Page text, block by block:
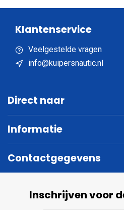
Klantenservice
Veelgestelde vragen
info@kuipersnautic.nl
Direct naar
Informatie
Contactgegevens
Inschrijven voor